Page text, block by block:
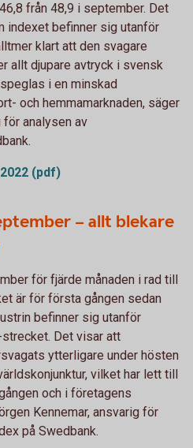
från 48,9 i september. Det
indexet befinner sig utanför
klart att den svagare
allt djupare avtryck i svensk
i en minskad
och hemmamarknaden, säger
för analysen av
(pdf)
– allt blekare
för fjärde månaden i rad till
är för första gången sedan
befinner sig utanför
Det visar att
ytterligare under hösten
vilket har lett till
och i företagens
Kennemar, ansvarig för
på Swedbank.